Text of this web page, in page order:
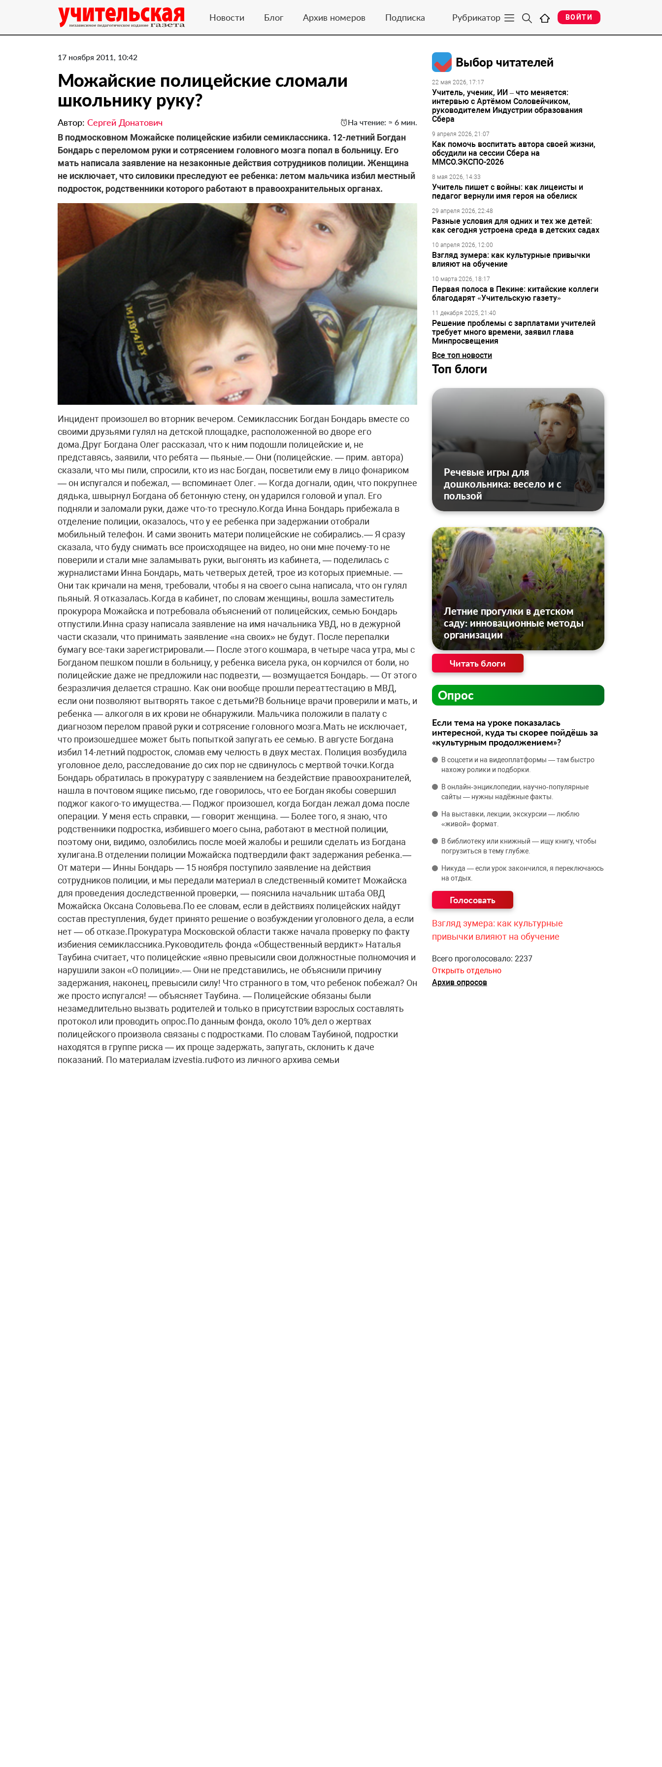
Новости Блог Архив номеров Подписка Рубрикатор ВОЙТИ
17 ноября 2011, 10:42
Можайские полицейские сломали
школьнику руку?
Автор: Сергей Донатович На чтение: ≈ 6 мин.
​В подмосковном Можайске полицейские избили семиклассника. 12-летний Богдан
Бондарь с переломом руки и сотрясением головного мозга попал в больницу. Его
мать написала заявление на незаконные действия сотрудников полиции. Женщина
не исключает, что силовики преследуют ее ребенка: летом мальчика избил местный
подросток, родственники которого работают в правоохранительных органах.
Инцидент произошел во вторник вечером. Семиклассник Богдан Бондарь вместе со
своими друзьями гулял на детской площадке, расположенной во дворе его
дома.Друг Богдана Олег рассказал, что к ним подошли полицейские и, не
представясь, заявили, что ребята — пьяные.— Они (полицейские. — прим. автора)
сказали, что мы пили, спросили, кто из нас Богдан, посветили ему в лицо фонариком
— он испугался и побежал, — вспоминает Олег. — Когда догнали, один, что покрупнее
дядька, швырнул Богдана об бетонную стену, он ударился головой и упал. Его
подняли и заломали руки, даже что-то треснуло.Когда Инна Бондарь прибежала в
отделение полиции, оказалось, что у ее ребенка при задержании отобрали
мобильный телефон. И сами звонить матери полицейские не собирались.— Я сразу
сказала, что буду снимать все происходящее на видео, но они мне почему-то не
поверили и стали мне заламывать руки, выгонять из кабинета, — поделилась с
журналистами Инна Бондарь, мать четверых детей, трое из которых приемные. —
Они так кричали на меня, требовали, чтобы я на своего сына написала, что он гулял
пьяный. Я отказалась.Когда в кабинет, по словам женщины, вошла заместитель
прокурора Можайска и потребовала объяснений от полицейских, семью Бондарь
отпустили.Инна сразу написала заявление на имя начальника УВД, но в дежурной
части сказали, что принимать заявление «на своих» не будут. После перепалки
бумагу все-таки зарегистрировали.— После этого кошмара, в четыре часа утра, мы с
Богданом пешком пошли в больницу, у ребенка висела рука, он корчился от боли, но
полицейские даже не предложили нас подвезти, — возмущается Бондарь. — От этого
безразличия делается страшно. Как они вообще прошли переаттестацию в МВД,
если они позволяют вытворять такое с детьми?В больнице врачи проверили и мать, и
ребенка — алкоголя в их крови не обнаружили. Мальчика положили в палату с
диагнозом перелом правой руки и сотрясение головного мозга.Мать не исключает,
что произошедшее может быть попыткой запугать ее семью. В августе Богдана
избил 14-летний подросток, сломав ему челюсть в двух местах. Полиция возбудила
уголовное дело, расследование до сих пор не сдвинулось с мертвой точки.Когда
Бондарь обратилась в прокуратуру с заявлением на бездействие правоохранителей,
нашла в почтовом ящике письмо, где говорилось, что ее Богдан якобы совершил
поджог какого-то имущества.— Поджог произошел, когда Богдан лежал дома после
операции. У меня есть справки, — говорит женщина. — Более того, я знаю, что
родственники подростка, избившего моего сына, работают в местной полиции,
поэтому они, видимо, озлобились после моей жалобы и решили сделать из Богдана
хулигана.В отделении полиции Можайска подтвердили факт задержания ребенка.—
От матери — Инны Бондарь — 15 ноября поступило заявление на действия
сотрудников полиции, и мы передали материал в следственный комитет Можайска
для проведения доследственной проверки, — пояснила начальник штаба ОВД
Можайска Оксана Соловьева.По ее словам, если в действиях полицейских найдут
состав преступления, будет принято решение о возбуждении уголовного дела, а если
нет — об отказе.Прокуратура Московской области также начала проверку по факту
избиения семиклассника.Руководитель фонда «Общественный вердикт» Наталья
Таубина считает, что полицейские «явно превысили свои должностные полномочия и
нарушили закон «О полиции».— Они не представились, не объяснили причину
задержания, наконец, превысили силу! Что странного в том, что ребенок побежал? Он
же просто испугался! — объясняет Таубина. — Полицейские обязаны были
незамедлительно вызвать родителей и только в присутствии взрослых составлять
протокол или проводить опрос.По данным фонда, около 10% дел о жертвах
полицейского произвола связаны с подростками. По словам Таубиной, подростки
находятся в группе риска — их проще задержать, запугать, склонить к даче
показаний. По материалам izvestia.ruФото из личного архива семьи
Выбор читателей
22 мая 2026, 17:17
Учитель, ученик, ИИ – что меняется:
интервью с Артёмом Соловейчиком,
руководителем Индустрии образования
Сбера
9 апреля 2026, 21:07
Как помочь воспитать автора своей жизни,
обсудили на сессии Сбера на
ММСО.ЭКСПО-2026
8 мая 2026, 14:33
Учитель пишет с войны: как лицеисты и
педагог вернули имя героя на обелиск
29 апреля 2026, 22:48
Разные условия для одних и тех же детей:
как сегодня устроена среда в детских садах
10 апреля 2026, 12:00
Взгляд зумера: как культурные привычки
влияют на обучение
10 марта 2026, 18:17
Первая полоса в Пекине: китайские коллеги
благодарят «Учительскую газету»
11 декабря 2025, 21:40
Решение проблемы с зарплатами учителей
требует много времени, заявил глава
Минпросвещения
Все топ новости
Топ блоги
Речевые игры для
дошкольника: весело и с
пользой
Летние прогулки в детском
саду: инновационные методы
организации
Читать блоги
Опрос
Если тема на уроке показалась
интересной, куда ты скорее пойдёшь за
«культурным продолжением»?
В соцсети и на видеоплатформы — там быстро
нахожу ролики и подборки.
В онлайн‑энциклопедии, научно‑популярные
сайты — нужны надёжные факты.
На выставки, лекции, экскурсии — люблю
«живой» формат.
В библиотеку или книжный — ищу книгу, чтобы
погрузиться в тему глубже.
Никуда — если урок закончился, я переключаюсь
на отдых.
Взгляд зумера: как культурные
привычки влияют на обучение
Всего проголосовало: 2237
Открыть отдельно
Архив опросов